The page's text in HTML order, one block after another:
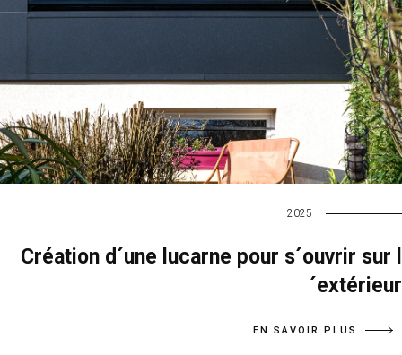
2025
Création d´une lucarne pour s´ouvrir sur l
´extérieur
EN SAVOIR PLUS